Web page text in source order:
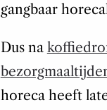
gangbaar
Dus na
horeca heeft